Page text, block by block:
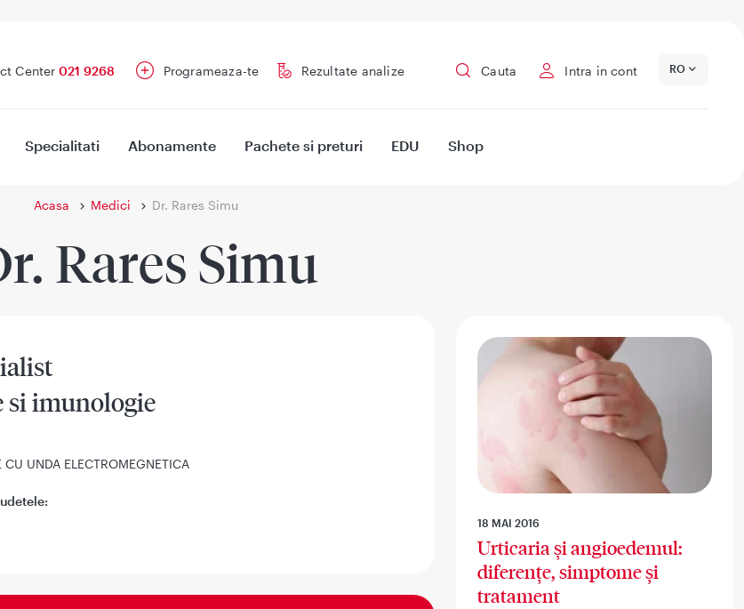
Center 021 9268 Programeaza-te Rezultate analize Cauta Intra in cont RO
Specialitati Abonamente Pachete si preturi EDU Shop
Acasa Medici Dr. Rares Simu
Rares Simu
si imunologie
CU UNDA ELECTROMEGNETICA
18 MAI 2016
Urticaria și angioedemul:
diferențe, simptome și
tratament